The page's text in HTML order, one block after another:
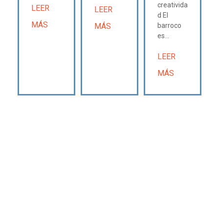
LEER
MÁS
LEER
MÁS
creativida
d El
barroco
es...
LEER
MÁS